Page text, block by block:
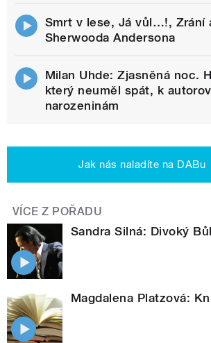
Smrt v lese, Já vůl…!, Zrání
Sherwooda Andersona
Milan Uhde: Zjasněná noc.
který neuměl spát, k
narozeninám
Jak nás naladíte na DABu
VÍCE Z POŘADU
Sandra Silná: Divoký
Magdalena Platzová: